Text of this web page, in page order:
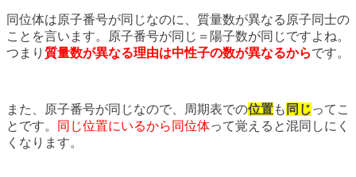
同位体は原子番号が同じなのに、質量数が異なる原子同士の
ことを言います。原子番号が同じ＝陽子数が同じですよね。
つまり 質量数が異なる理由は中性子の数が異なるからです。
また、原子番号が同じなので、周期表での位置も 同じってこ
とです。
同じ位置にいるから同位体って覚えると混同しにく
くなります。